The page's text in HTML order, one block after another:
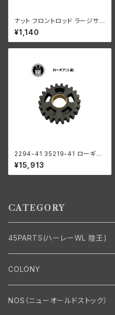
ナット フロントロッド ラージサイ
ズ ハーレーダビッドソン 1929-
52年 DL RL WL G 陸王 RQ R
T1 白メッキ
¥1,140
2294-41 35219-41 ローギア
1速
¥15,913
CATEGORY
45PARTS(ハーレーWL 陸王)
エンジン
エンジン・シリンダーヘッド
マフラー・インテーク・キャブレター
COLONY
Bolt・Nut
NOS（ニューオールドストック）